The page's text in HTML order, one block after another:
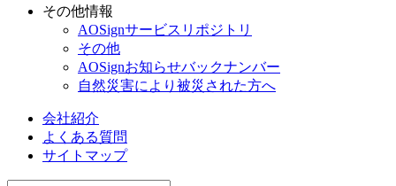
その他情報
AOSignサービスリポジトリ
その他
AOSignお知らせバックナンバー
自然災害により被災された方へ
会社紹介
よくある質問
サイトマップ